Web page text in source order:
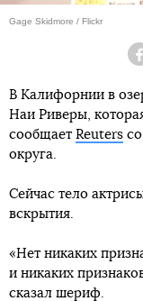
Gage Skidmore / Flickr
В Калифорнии в
Наи Риверы,
сообщает Reuters
округа.
Сейчас тело
вскрытия.
«Нет никаких
и никаких
сказал шериф.